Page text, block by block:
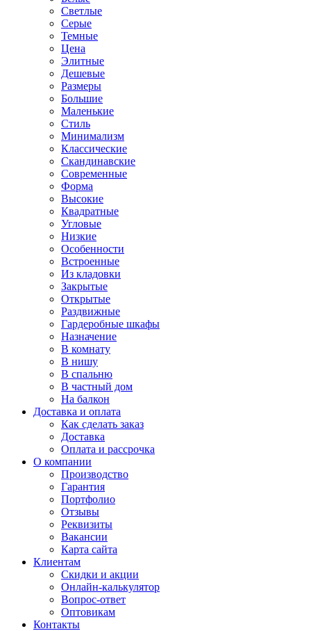
Светлые
Серые
Темные
Цена
Элитные
Дешевые
Размеры
Большие
Маленькие
Стиль
Минимализм
Классические
Скандинавские
Современные
Форма
Высокие
Квадратные
Угловые
Низкие
Особенности
Встроенные
Из кладовки
Закрытые
Открытые
Раздвижные
Гардеробные шкафы
Назначение
В комнату
В нишу
В спальню
В частный дом
На балкон
Доставка и оплата
Как сделать заказ
Доставка
Оплата и рассрочка
О компании
Производство
Гарантия
Портфолио
Отзывы
Реквизиты
Вакансии
Карта сайта
Клиентам
Скидки и акции
Онлайн-калькулятор
Вопрос-ответ
Оптовикам
Контакты